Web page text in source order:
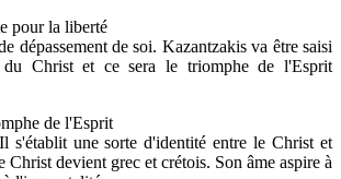
pour la liberté
dépassement de soi. Kazantzakis va être saisi
du Christ et ce sera le triomphe de l'Esprit
de l'Esprit
s'établit une sorte d'identité entre le Christ et
Christ devient grec et crétois. Son âme aspire à